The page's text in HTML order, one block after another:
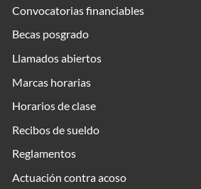
Convocatorias financiables
Becas posgrado
Llamados abiertos
Marcas horarias
Horarios de clase
Recibos de sueldo
Reglamentos
Actuación contra acoso